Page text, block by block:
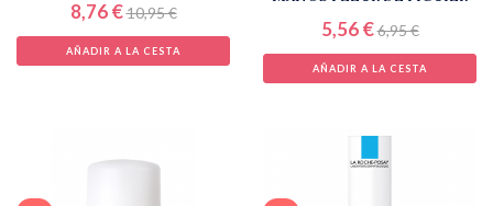
8,76 €10,95 €
AÑADIR A LA CESTA
5,56 €6,95 €
AÑADIR A LA CESTA